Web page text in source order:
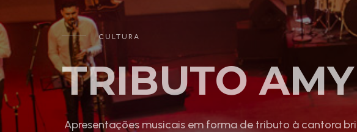
CULTURA
TRIBUTO
Apresentações musicais em forma de tributo à cantora